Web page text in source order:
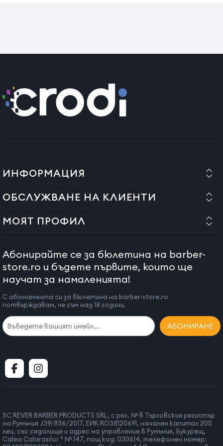
преди да използвате уреда. Не го използвайте, ако има
ВАЖНО! Винаги изключвайте уреда, когато не го
използвате или когато почиствате фолиото.
Ако фолиото е дефектно, свържете се с вашия доставчик.
съхранявате уреда.
СЪОБЩЕНИЕ!!! В съответствие с чл. 9, ал. (1), препращащ
правата на потребителите при договори с
използват за последните цели, както и за други цели,
доколкото последващата употреба на използвания
продукт може да засегне здравето на потребителя, не
здравето и хигиената, стига да са разпечатани от
извършват в оторизиран сервиз и от квалифициран
персонал.
Ако това условие не е спазено и монтажът не е извършен от
отговорност за влошаване на качеството или дефекти на
продукта.
ИНФОРМАЦИЯ
ОБСЛУЖВАНЕ НА КЛИЕНТИ
МОЯТ ПРОФИЛ
Абонирайте се за бюлетина на barber-
store.ro и бъдете първите, които ще
научат за намаленията!
С абонамента си за бюлетина на barber-store.ro
потвърждавам, че съм над 18 години.
АБОНИРАНЕ
SC REVER BARBER PRODUCTS SRL, с рег. № в Търговския регистър
на Румъния J39/836/2017, ЕИК RO38120691, начален капитал 200
леи, със седалище и адрес на управление в Румъния, Букурещ,
Calea Calarasilor “ № 147, пощ код: 030614, телефонен номер: